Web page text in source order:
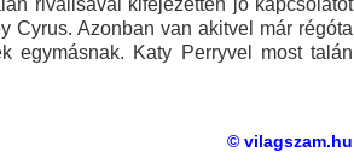
riválisával kifejezetten jó kapcsolatot
Cyrus. Azonban van akitvel már régóta
egymásnak. Katy Perryvel most talán
© vilagszam.hu